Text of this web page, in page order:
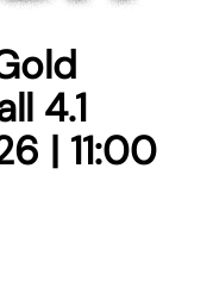
4.1
| 11:00